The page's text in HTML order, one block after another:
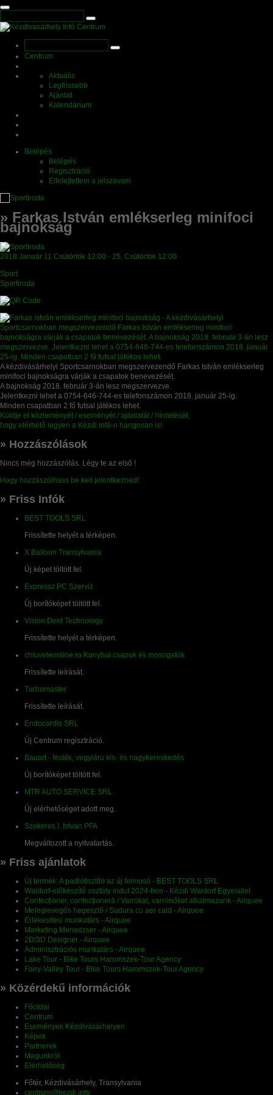
Centrum
Aktuális
Legfrissebb
Ajánlat
Kalendárium
Belépés
Belépés
Regisztráció
Elfelejtettem a jelszavam
» Farkas István emlékserleg minifoci
bajnokság
2018 Január 11 Csütörtök 12:00 - 25, Csütörtök 12:00
Sport
Sportiroda
A kézdivásárhelyi Sportcsarnokban megszervezendő Farkas István emlékserleg
minifoci bajnokságra várják a csapatok benevezését.
A bajnokság 2018. február 3-án lesz megszervezve.
Jelentkezni lehet a 0754-646-744-es telefonszámon 2018. január 25-ig.
Minden csapatban 2 fő futsal játékos lehet.
Küldje el közleményét / eseményét / ajánlatát / hírdetését,
hogy elérhető legyen a Kézdi Infó-n hangosan is!
» Hozzászólások
Nincs még hozzászólás. Légy te az elsõ !
Hogy hozzászólhass be kell jelentkezned!
» Friss Infók
BEST TOOLS SRL
Frissítette helyét a térképen.
X Balloon Transylvania
Új képet töltött fel.
Expressz PC Szerviz
Új borítóképet töltött fel.
Vision Dent Technology
Frissítette helyét a térképen.
chiuveteonline.ro Konyhai csapok és mosogatók
Frissítette leírását.
Turbomaster
Frissítette leírását.
Endocordis SRL
Új Centrum regisztráció.
Bauart - festék, vegyiáru kis- és nagykereskedés
Új borítóképet töltött fel.
MTR AUTO SERVICE SRL
Új elérhetőséget adott meg.
Szekeres I. Istvan PFA
Megváltozott a nyitvatartás.
» Friss ajánlatok
Új termék: A padlótisztító az új felmosó - BEST TOOLS SRL
Waldorf-előkészítő osztály indul 2024-ben - Kézdi Waldorf Egyesület
Confecționer, confecționeră / Varrókat, varrónőket alkalmazunk - Airquee
Meleglevegős hegesztő / Sudura cu aer cald - Airquee
Értékesitési munkatárs - Airquee
Marketing Menedzser - Airquee
2D/3D Designer - Airquee
Adminisztrációs munkatárs - Airquee
Lake Tour - Bike Tours Haromszek-Tour Agency
Fairy-Valley Tour - Bike Tours Haromszek-Tour Agency
» Közérdekű információk
Főoldal
Centrum
Események Kézdivásárhelyen
Képek
Partnerek
Magunkról
Elérhetőség
Főtér, Kézdivásárhely, Transylvania
centrum@kezdi.info